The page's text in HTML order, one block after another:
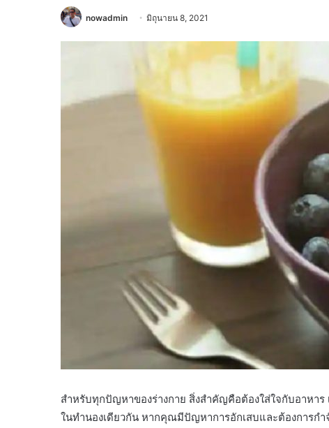
nowadmin มิถุนายน 8, 2021
สำหรับทุกปัญหาของร่างกาย สิ่งสำคัญคือต้องใส่ใจกับอาหา
ในทำนองเดียวกัน หากคุณมีปัญหาการอักเสบและต้องการก